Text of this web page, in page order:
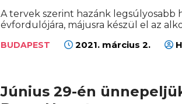
A tervek szerint hazánk legsúlyosabb
évfordulójára, májusra készül el az
BUDAPEST 2021. március 2.
Június 29-én